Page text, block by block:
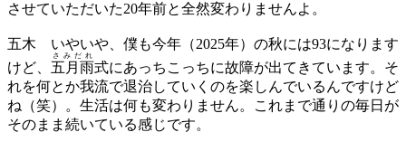
させていただいた20年前と全然変わりませんよ。
五木 いやいや、僕も今年（2025年）の秋には93になります
けど、 五月雨
さみだれ
式にあっちこっちに故障が出てきています。そ
れを何とか我流で退治していくのを楽しんでいるんですけど
ね（笑）。生活は何も変わりません。これまで通りの毎日が
そのまま続いている感じです。